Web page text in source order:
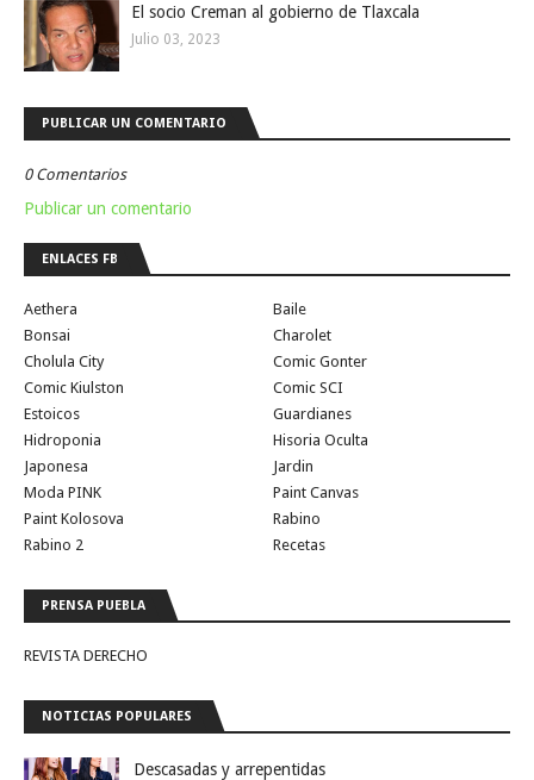
El socio Creman al gobierno de Tlaxcala
Julio 03, 2023
PUBLICAR UN COMENTARIO
0 Comentarios
Publicar un comentario
ENLACES FB
Aethera
Baile
Bonsai
Charolet
Cholula City
Comic Gonter
Comic Kiulston
Comic SCI
Estoicos
Guardianes
Hidroponia
Hisoria Oculta
Japonesa
Jardin
Moda PINK
Paint Canvas
Paint Kolosova
Rabino
Rabino 2
Recetas
PRENSA PUEBLA
REVISTA DERECHO
NOTICIAS POPULARES
Descasadas y arrepentidas